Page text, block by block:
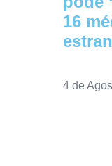
16
4 de